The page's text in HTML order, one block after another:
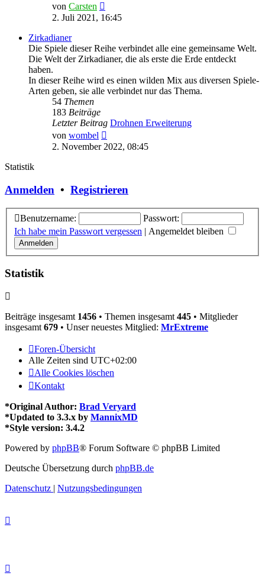
von Carsten
Beitrag
2. Juli 2021, 16:45
Zirkadianer
Die Spiele dieser Reihe verbindet alle eine gemeinsame Welt.
Die Welt der Zirkadianer, die als erste die Erde entdeckt
haben.
In dieser Reihe wird es einen wilden Mix aus diversen Spiele-
Arten geben, sie alle verbindet nur das Thema.
54 Themen
183 Beiträge
Letzter Beitrag Drohnen Erweiterung
von wombel
Beitrag
2. November 2022, 08:45
Statistik
Anmelden • Registrieren
Benutzername:
Passwort:
Ich habe mein Passwort vergessen | Angemeldet bleiben
Statistik
Beiträge insgesamt 1456 • Themen insgesamt 445 • Mitglieder
insgesamt 679 • Unser neuestes Mitglied: MrExtreme
Foren-Übersicht
Alle Zeiten sind UTC+02:00
Alle Cookies löschen
Kontakt
*Original Author: Brad Veryard
*Updated to 3.3.x by MannixMD
*Style version: 3.4.2
Powered by phpBB® Forum Software © phpBB Limited
Deutsche Übersetzung durch phpBB.de
Datenschutz | Nutzungsbedingungen